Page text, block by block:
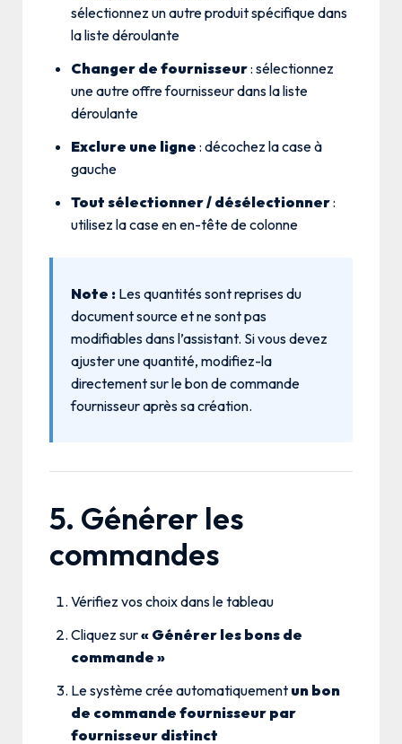
sélectionnez un autre produit spécifique dans
la liste déroulante
Changer de fournisseur: sélectionnez
une autre offre fournisseur dans la liste
déroulante
Exclure une ligne : décochez la case à
gauche
Tout sélectionner / désélectionner:
utilisez la case en en-tête de colonne
Note : Les quantités sont reprises du
document source et ne sont pas
modifiables dans l’assistant. Si vous devez
ajuster une quantité, modifiez-la
directement sur le bon de commande
fournisseur après sa création.
5. Générer les
commandes
Vérifiez vos choix dans le tableau
Cliquez sur« Générer les bons de
commande »
Le système crée automatiquement un bon
de commande fournisseur par
fournisseur distinct